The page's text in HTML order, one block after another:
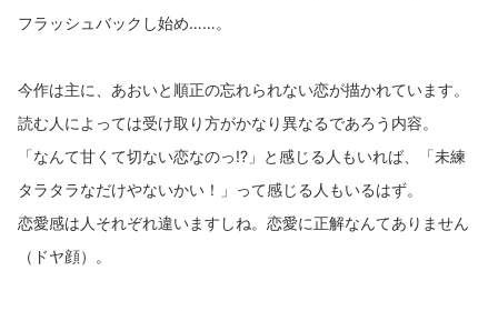
フラッシュバックし始め……。
今作は主に、あおいと順正の忘れられない恋が描かれています。
読む人によっては受け取り方がかなり異なるであろう内容。
「なんて甘くて切ない恋なのっ!?」と感じる人もいれば、「未練
タラタラなだけやないかい！」って感じる人もいるはず。
恋愛感は人それぞれ違いますしね。恋愛に正解なんてありません
（ドヤ顔）。